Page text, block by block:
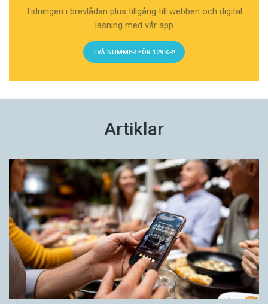
Tidningen i brevlådan plus tillgång till webben och digital
läsning med vår app
TVÅ NUMMER FÖR 129 KR!
Artiklar